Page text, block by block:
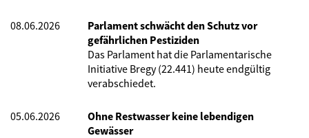
08.06.2026
Parlament schwächt den Schutz vor
gefährlichen Pestiziden
Das Parlament hat die Parlamentarische
Initiative Bregy (22.441) heute endgültig
verabschiedet.
05.06.2026
Ohne Restwasser keine lebendigen
Gewässer